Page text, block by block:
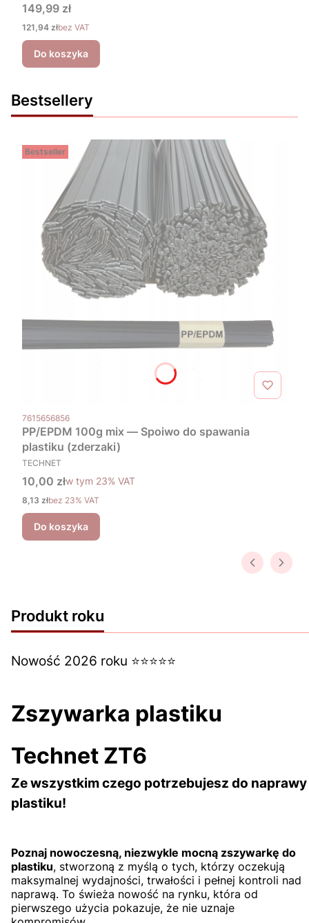
Cena
149,99 zł
Cena
121,94 złbez VAT
Do koszyka
Bestsellery
Bestseller
Kod produktu
7615656856
PP/EPDM 100g mix — Spoiwo do spawania
plastiku (zderzaki)
PRODUCENT
TECHNET
Cena brutto
10,00 złw tym %s VAT
w tym 23% VAT
Cena netto
8,13 złbez 23% VAT
Do koszyka
Produkt roku
Nowość 2026 roku ⭐⭐⭐⭐⭐
Zszywarka plastiku
Technet ZT6
Ze wszystkim czego potrzebujesz do naprawy
plastiku!
Poznaj nowoczesną, niezwykle mocną zszywarkę do
plastiku, stworzoną z myślą o tych, którzy oczekują
maksymalnej wydajności, trwałości i pełnej kontroli nad
naprawą. To świeża nowość na rynku, która od
pierwszego użycia pokazuje, że nie uznaje